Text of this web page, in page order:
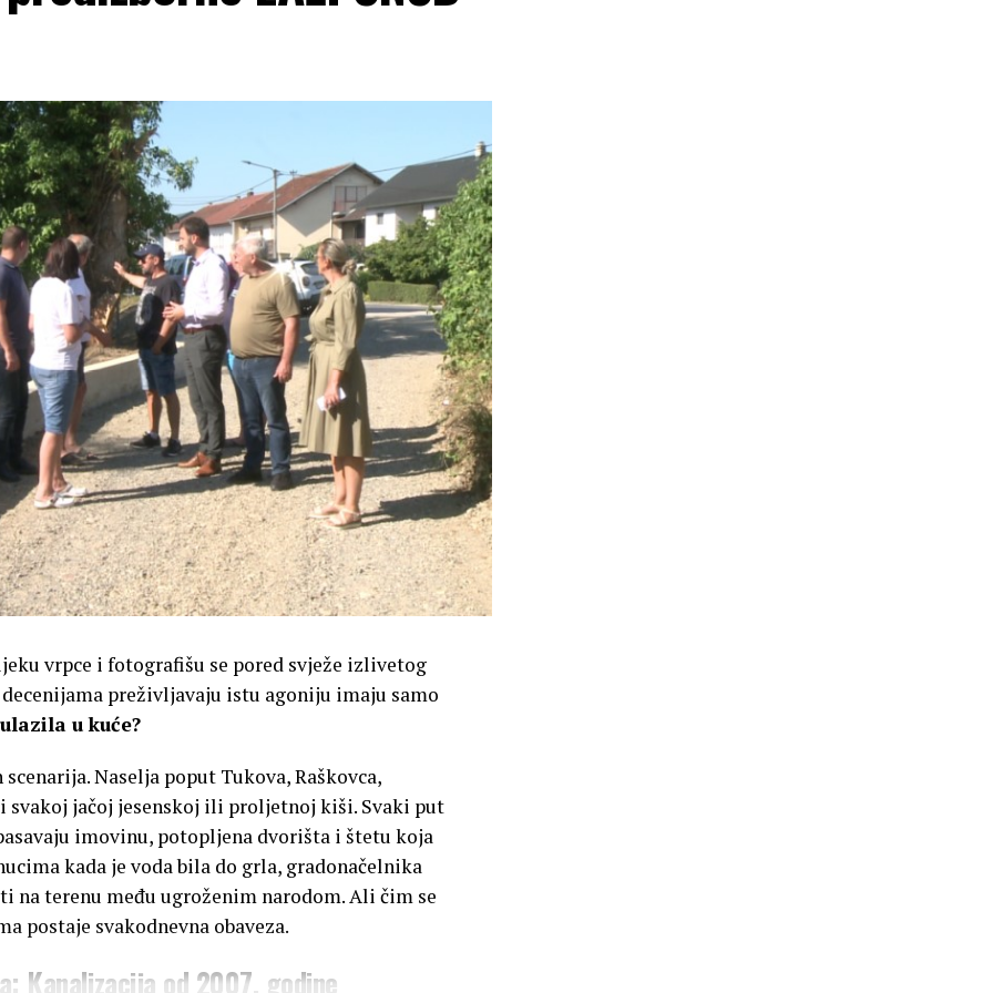
vrpce i fotografišu se pored svježe izlivetog
preživljavaju istu agoniju imaju samo
u kuće?
Naselja poput Tukova, Raškovca,
svakoj jačoj jesenskoj ili proljetnoj kiši. Svaki put
imovinu, potopljena dvorišta i štetu koja
kada je voda bila do grla, gradonačelnika
na terenu među ugroženim narodom. Ali čim se
postaje svakodnevna obaveza.
Kanalizacija od 2007. godine